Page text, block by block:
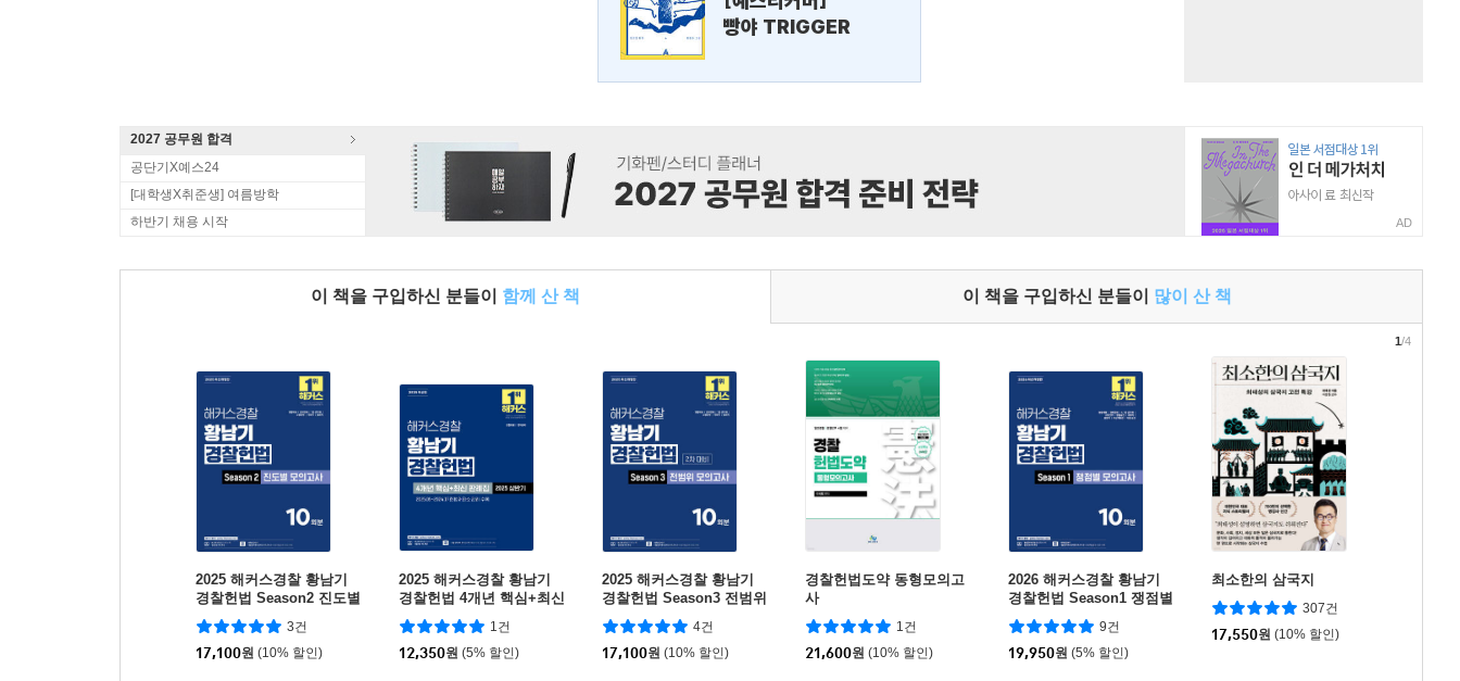
빵야 TRIGGER
2027 공무원 합격
공단기X예스24
[대학생X취준생] 여름방학
하반기 채용 시작
AD
이 책을 구입하신 분들이 함께 산 책 이 책을 구입하신 분들이 많이 산 책
2025 해커스경찰 황남기
경찰헌법 Season2 진도별
모의고사
3건
17,100원 (10% 할인)
2025 해커스경찰 황남기
경찰헌법 4개년 핵심+최신
판례집(2025 상반기)
1건
12,350원 (5% 할인)
2025 해커스경찰 황남기
경찰헌법 Season3 전범위
모의고사 2차 대비
4건
17,100원 (10% 할인)
경찰헌법도약 동형모의고
사
1건
21,600원 (10% 할인)
2026 해커스경찰 황남기
경찰헌법 Season1 쟁점별
모의고사(경찰공무원)
9건
19,950원 (5% 할인)
최소한의 삼국지
307건
17,550원 (10% 할인)
1/4